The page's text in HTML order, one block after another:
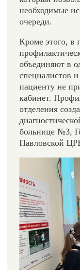
необходимые
очереди.
Кроме этого, в
объединяют в
специалистов
пациенту не
кабинет.
отделения
больнице №3,
Павловской